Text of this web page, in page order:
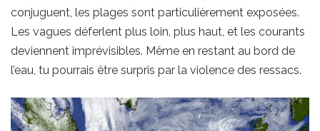
conjuguent, les plages sont particulièrement exposées.
Les vagues déferlent plus loin, plus haut, et les courants
deviennent imprévisibles. Même en restant au bord de
l’eau, tu pourrais être surpris par la violence des ressacs.